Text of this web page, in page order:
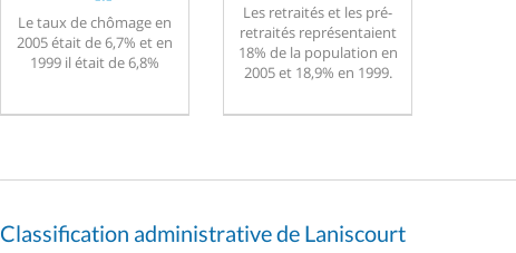
Le taux de chômage en
2005 était de 6,7% et en
1999 il était de 6,8%
Les retraités et les pré-
retraités représentaient
18% de la population en
2005 et 18,9% en 1999.
Classification administrative de Laniscourt